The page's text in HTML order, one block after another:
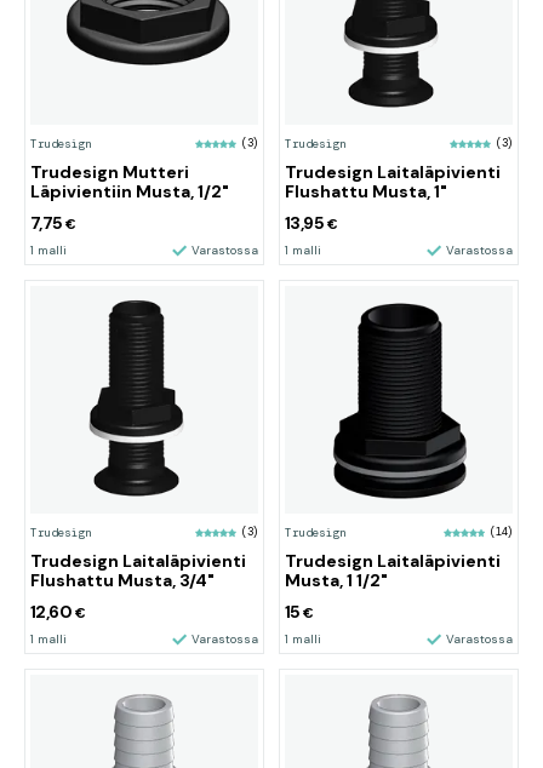
Trudesign (3)
Trudesign Mutteri
Läpivientiin Musta, 1/2"
7,75€
1 malli Varastossa
Trudesign (3)
Trudesign Laitaläpivienti
Flushattu Musta, 1"
13,95 €
1 malli Varastossa
Trudesign (3)
Trudesign Laitaläpivienti
Flushattu Musta, 3/4"
12,60 €
1 malli Varastossa
Trudesign (14)
Trudesign Laitaläpivienti
Musta, 1 1/2"
15€
1 malli Varastossa